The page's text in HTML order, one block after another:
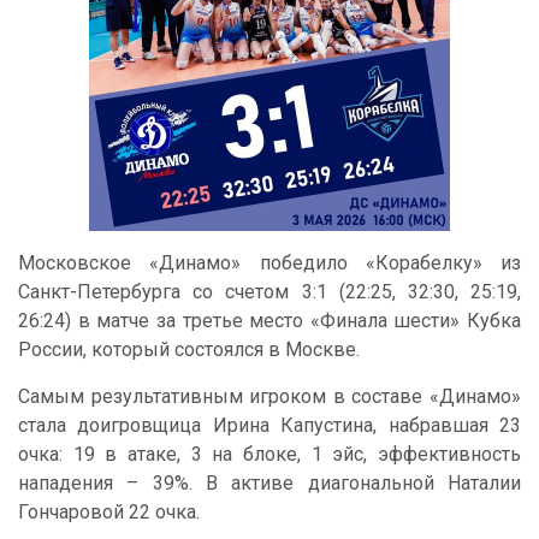
Московское «Динамо» победило «Корабелку» из
Санкт-Петербурга со счетом 3:1 (22:25, 32:30, 25:19,
26:24) в матче за третье место «Финала шести» Кубка
России, который состоялся в Москве.
Самым результативным игроком в составе «Динамо»
стала доигровщица Ирина Капустина, набравшая 23
очка: 19 в атаке, 3 на блоке, 1 эйс, эффективность
нападения – 39%. В активе диагональной Наталии
Гончаровой 22 очка.